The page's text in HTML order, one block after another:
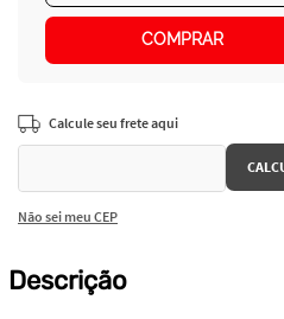
COMPRAR
Não sei meu CEP
Descrição